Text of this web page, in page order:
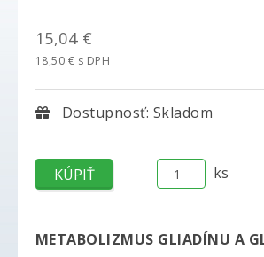
15,04 €
18,50 € s DPH
Dostupnosť: Skladom
ks
METABOLIZMUS GLIADÍNU A